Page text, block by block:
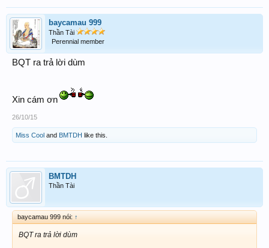
baycamau 999
Thần Tài
Perennial member
BQT ra trả lời dùm
Xin cám ơn
26/10/15
Miss Cool and BMTDH like this.
BMTDH
Thần Tài
baycamau 999 nói: ↑
BQT ra trả lời dùm